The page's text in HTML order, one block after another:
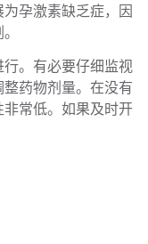
孕激素缺乏症，因
。有必要仔细监视
药物剂量。在没有
常低。如果及时开